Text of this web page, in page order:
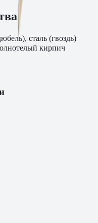
сталь (гвоздь)
кирпич